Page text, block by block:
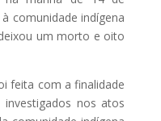
comunidade indígena
um morto e oito
feita com a finalidade
nos atos